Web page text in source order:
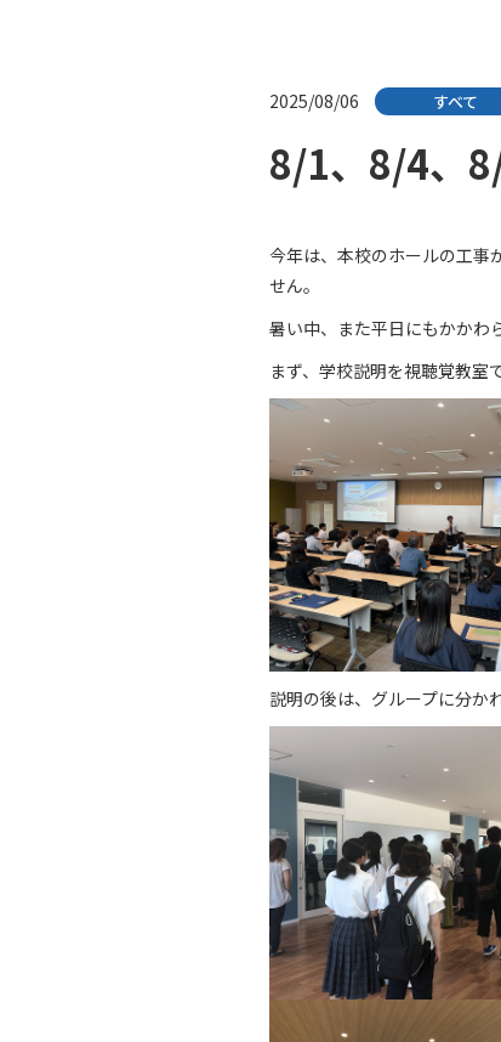
2025/08/06 すべて
8/1、8/4、
今年は、本校のホールの工事
せん。
暑い中、また平日にもかかわ
まず、学校説明を視聴覚教室
説明の後は、グループに分か